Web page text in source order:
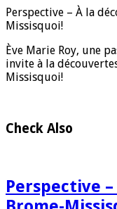
Perspective – À la
Missisquoi!
Ève Marie Roy, une
invite à la
Missisquoi!
Check Also
Perspective